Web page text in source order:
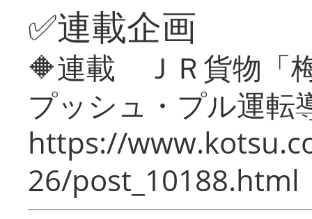
✅連載企画
🔶連載 ＪＲ貨物「
プッシュ・プル運転
https://
26/post_10188.html